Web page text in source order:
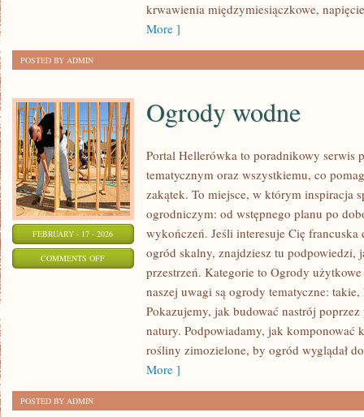
krwawienia międzymiesiączkowe,
More ]
POSTED BY ADMIN
FEBRUARY - 17 - 2026
COMMENTS OFFON
Ogrody wodne
Portal Hellerówka to poradnikowy serwis
tematycznym oraz wszystkiemu, co
zakątek. To miejsce, w którym inspiracja
ogrodniczym: od wstępnego planu po
wykończeń. Jeśli interesuje Cię francuska
ogród skalny, znajdziesz tu podpowiedzi,
przestrzeń. Kategorie to Ogrody
naszej uwagi są ogrody tematyczne:
Pokazujemy, jak budować nastrój
natury. Podpowiadamy, jak komponować
rośliny zimozielone, by ogród wyglądał
More ]
POSTED BY ADMIN